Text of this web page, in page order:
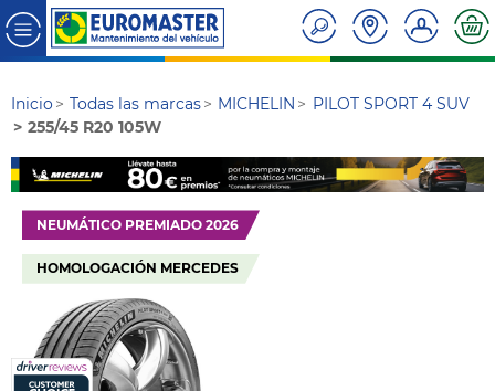
Inicio Todas las marcas MICHELIN
PILOT SPORT 4 SUV
255/45 R20 105W
NEUMÁTICO PREMIADO 2026
HOMOLOGACIÓN MERCEDES